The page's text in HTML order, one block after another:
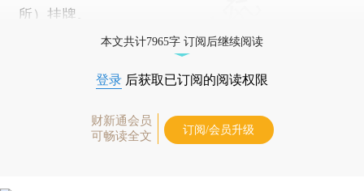
所）挂牌。
本文共计7965字 订阅后继续阅读
登录 后获取已订阅的阅读权限
财新通会员
可畅读全文
订阅/会员升级